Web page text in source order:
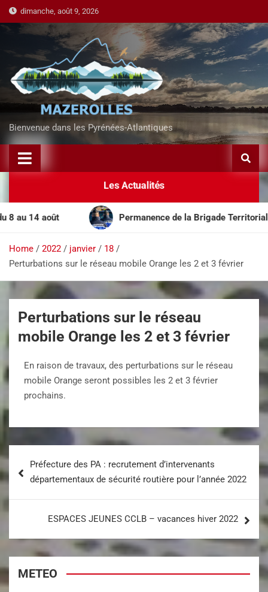
dimanche, août 9, 2026
Bienvenue dans les Pyrénées-Atlantiques
Les Actualités
14 août Permanence de la Brigade Territoriale
Home 2022 janvier
18
Perturbations sur le réseau mobile Orange les 2 et 3 février
Perturbations sur le réseau
mobile Orange les 2 et 3 février
En raison de travaux, des perturbations sur le réseau
mobile Orange seront possibles les 2 et 3 février
prochains.
Préfecture des PA : recrutement d’intervenants
départementaux de sécurité routière pour l’année 2022
ESPACES JEUNES CCLB – vacances hiver 2022
METEO